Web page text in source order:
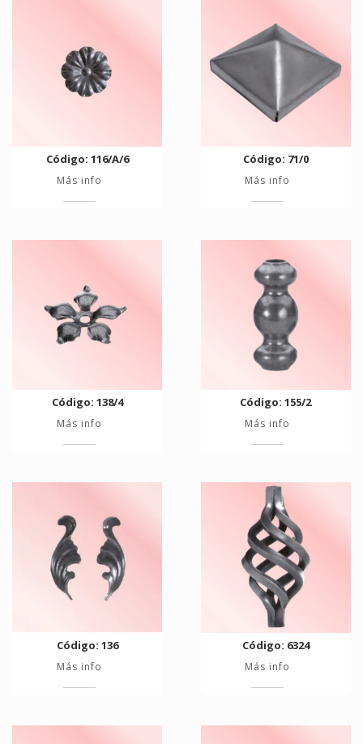
Código: 116/A/6
Más info
Código: 71/0
Más info
Código: 138/4
Más info
Código: 155/2
Más info
Código: 136
Más info
Código: 6324
Más info